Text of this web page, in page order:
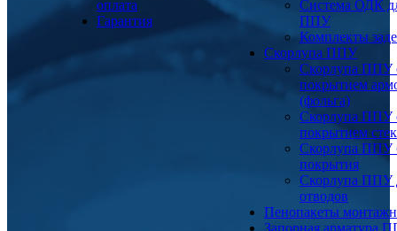
оплата
Гарантия
Система ОДК
ППУ
Комплекты
Скорлупа ППУ
Скорлупа ППУ
покрытием
(фольга)
Скорлупа ППУ
покрытием
Скорлупа ППУ
покрытия
Скорлупа ППУ
отводов
Пенопакеты
Запорная арматура